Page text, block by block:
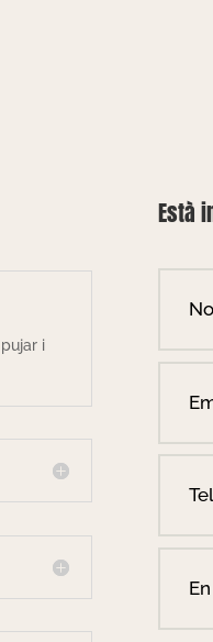
i
Està